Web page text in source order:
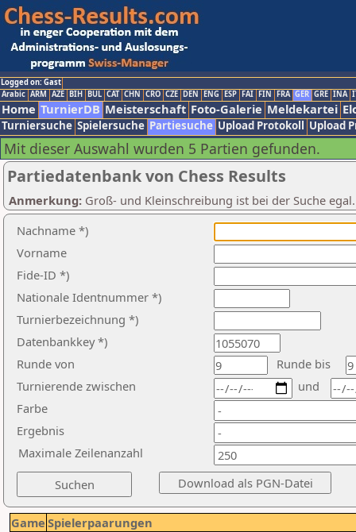
Logged on: Gast
Arabic ARM AZE BIH BUL CAT CHN CRO CZE DEN ENG ESP FAI FIN FRA GER GRE INA
Home TurnierDB Meisterschaft Foto-Galerie Meldekartei
Turniersuche Spielersuche Partiesuche Upload Protokoll Upload
Mit dieser Auswahl wurden 5 Partien gefunden.
Partiedatenbank von Chess Results
Anmerkung: Groß- und Kleinschreibung ist bei der Suche
Nachname *)
Vorname
Fide-ID *)
Nationale Identnummer *)
Turnierbezeichnung *)
Datenbankkey *)
Runde von
Runde bis
Turnierende zwischen
Farbe
Ergebnis
und
Maximale Zeilenanzahl
Game Spielerpaarungen